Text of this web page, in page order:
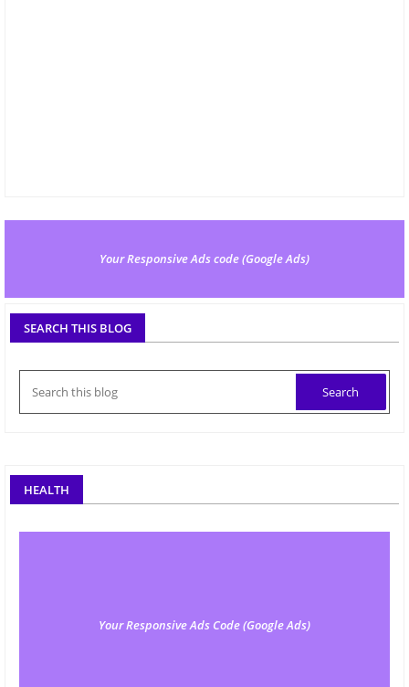
Your Responsive Ads code (Google Ads)
SEARCH THIS BLOG
HEALTH
Your Responsive Ads Code (Google Ads)